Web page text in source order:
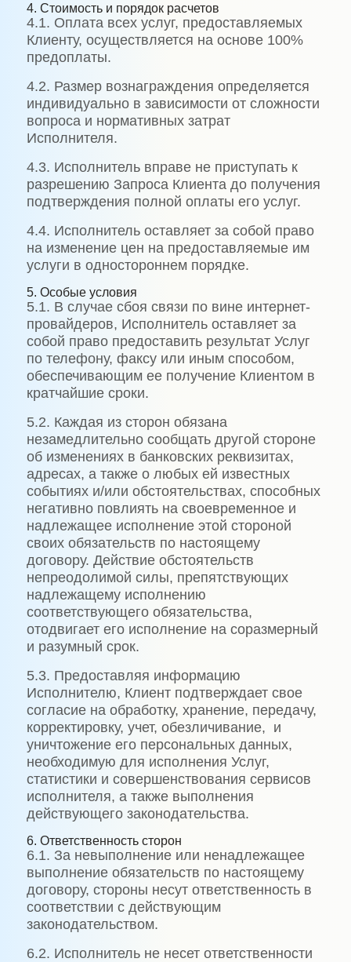
4. Стоимость и порядок расчетов
4.1. Оплата всех услуг, предоставляемых
Клиенту, осуществляется на основе 100%
предоплаты.
4.2. Размер вознаграждения определяется
индивидуально в зависимости от сложности
вопроса и нормативных затрат
Исполнителя.
4.3. Исполнитель вправе не приступать к
разрешению Запроса Клиента до получения
подтверждения полной оплаты его услуг.
4.4. Исполнитель оставляет за собой право
на изменение цен на предоставляемые им
услуги в одностороннем порядке.
5. Особые условия
5.1. В случае сбоя связи по вине интернет-
провайдеров, Исполнитель оставляет за
собой право предоставить результат Услуг
по телефону, факсу или иным способом,
обеспечивающим ее получение Клиентом в
кратчайшие сроки.
5.2. Каждая из сторон обязана
незамедлительно сообщать другой стороне
об изменениях в банковских реквизитах,
адресах, а также о любых ей известных
событиях и/или обстоятельствах, способных
негативно повлиять на своевременное и
надлежащее исполнение этой стороной
своих обязательств по настоящему
договору. Действие обстоятельств
непреодолимой силы, препятствующих
надлежащему исполнению
соответствующего обязательства,
отодвигает его исполнение на соразмерный
и разумный срок.
5.3. Предоставляя информацию
Исполнителю, Клиент подтверждает свое
согласие на обработку, хранение, передачу,
корректировку, учет, обезличивание, и
уничтожение его персональных данных,
необходимую для исполнения Услуг,
статистики и совершенствования сервисов
исполнителя, а также выполнения
действующего законодательства.
6. Ответственность сторон
6.1. За невыполнение или ненадлежащее
выполнение обязательств по настоящему
договору, стороны несут ответственность в
соответствии с действующим
законодательством.
6.2. Исполнитель не несет ответственности